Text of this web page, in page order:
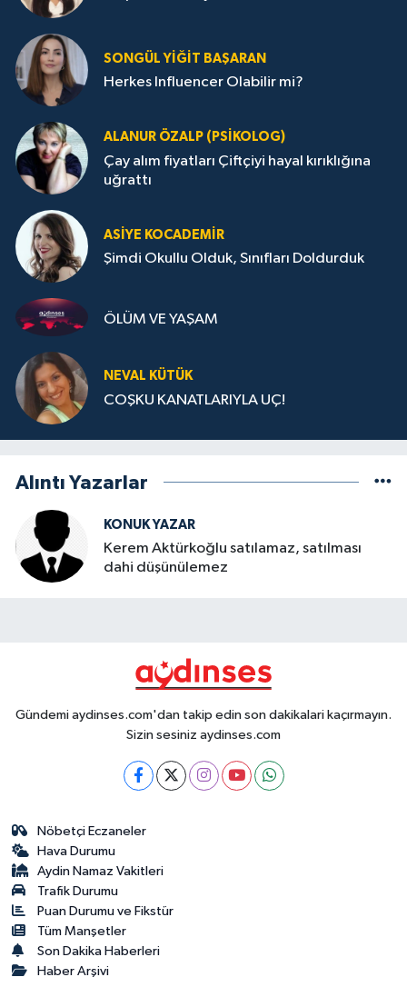
SONGÜL YIĞIT BAŞARAN
Herkes Influencer Olabilir mi?
ALANUR ÖZALP (PSIKOLOG)
Çay alım fiyatları Çiftçiyi hayal kırıklığına
uğrattı
ASIYE KOCADEMİR
Şimdi Okullu Olduk, Sınıfları Doldurduk
ÖLÜM VE YAŞAM
NEVAL KÜTÜK
COŞKU KANATLARIYLA UÇ!
Alıntı Yazarlar
KONUK YAZAR
Kerem Aktürkoğlu satılamaz, satılması
dahi düşünülemez
Gündemi aydinses.com'dan takip edin son dakikalari kaçırmayın.
Sizin sesiniz aydinses.com
Nöbetçi Eczaneler
Hava Durumu
Aydin Namaz Vakitleri
Trafik Durumu
Puan Durumu ve Fikstür
Tüm Manşetler
Son Dakika Haberleri
Haber Arşivi